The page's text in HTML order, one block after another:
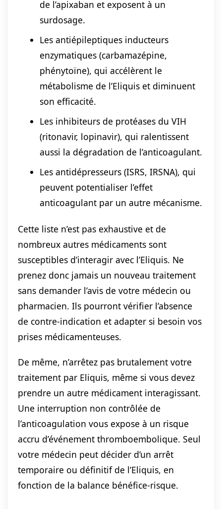
de l’apixaban et exposent à un
surdosage.
Les antiépileptiques inducteurs
enzymatiques (carbamazépine,
phénytoïne), qui accélèrent le
métabolisme de l’Eliquis et diminuent
son efficacité.
Les inhibiteurs de protéases du VIH
(ritonavir, lopinavir), qui ralentissent
aussi la dégradation de l’anticoagulant.
Les antidépresseurs (ISRS, IRSNA), qui
peuvent potentialiser l’effet
anticoagulant par un autre mécanisme.
Cette liste n’est pas exhaustive et de
nombreux autres médicaments sont
susceptibles d’interagir avec l’Eliquis. Ne
prenez donc jamais un nouveau traitement
sans demander l’avis de votre médecin ou
pharmacien. Ils pourront vérifier l’absence
de contre-indication et adapter si besoin vos
prises médicamenteuses.
De même, n’arrêtez pas brutalement votre
traitement par Eliquis, même si vous devez
prendre un autre médicament interagissant.
Une interruption non contrôlée de
l’anticoagulation vous expose à un risque
accru d’événement thromboembolique. Seul
votre médecin peut décider d’un arrêt
temporaire ou définitif de l’Eliquis, en
fonction de la balance bénéfice-risque.